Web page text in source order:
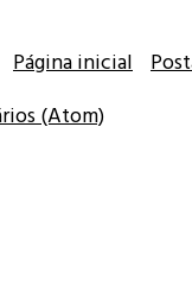
Página inicial
(Atom)